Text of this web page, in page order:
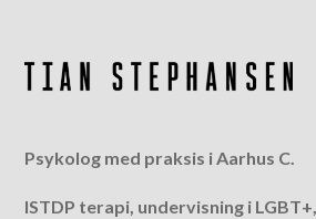
Psykolog med praksis i Aarhus C.
ISTDP terapi, undervisning i